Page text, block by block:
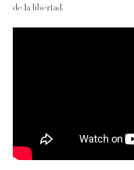
de la libertad.